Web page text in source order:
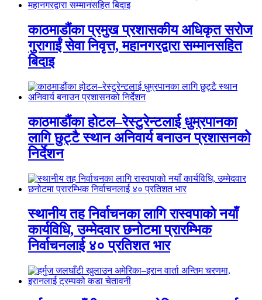
काठमाडौंका प्रमुख प्रशासकीय अधिकृत सरोज
गुरागाईं सेवा निवृत्त, महानगरद्वारा सम्मानसहित
बिदाइ
काठमाडौंका होटल–रेस्टुरेन्टलाई धुम्रपानका
लागि छुट्टै स्थान अनिवार्य बनाउन प्रशासनको
निर्देशन
स्थानीय तह निर्वाचनका लागि रास्वपाको नयाँ
कार्यविधि, उम्मेदवार छनोटमा प्रारम्भिक
निर्वाचनलाई ४० प्रतिशत भार